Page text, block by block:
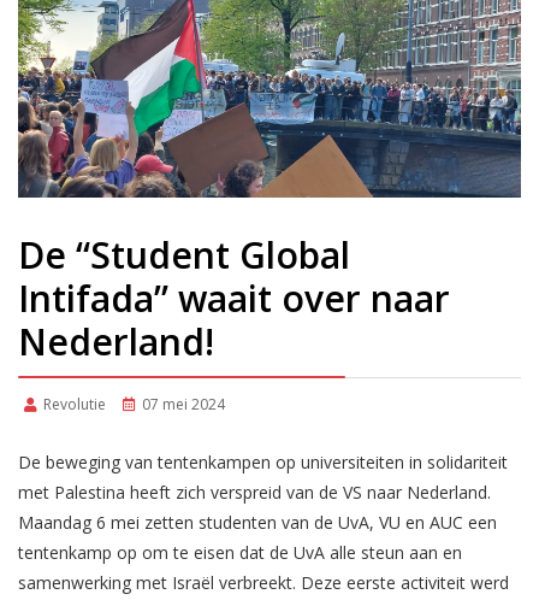
De “Student Global
Intifada” waait over naar
Nederland!
Revolutie 07 mei 2024
De beweging van tentenkampen op universiteiten in solidariteit
met Palestina heeft zich verspreid van de VS naar Nederland.
Maandag 6 mei zetten studenten van de UvA, VU en AUC een
tentenkamp op om te eisen dat de UvA alle steun aan en
samenwerking met Israël verbreekt. Deze eerste activiteit werd